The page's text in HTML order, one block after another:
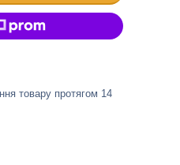
товару протягом 14